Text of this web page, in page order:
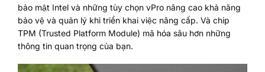
bảo mật Intel và những tùy chọn vPro nâng cao khả năng
bảo vệ và quản lý khi triển khai việc nâng cấp. Và chip
TPM (Trusted Platform Module) mã hóa sâu hơn những
thông tin quan trọng của bạn.